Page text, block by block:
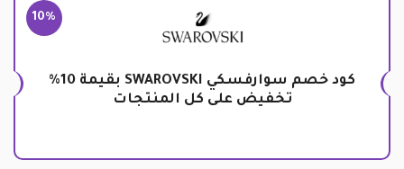
10%
كود خصم سوارفسكي SWAROVSKI بقيمة 10%
تخفيض على كل المنتجات